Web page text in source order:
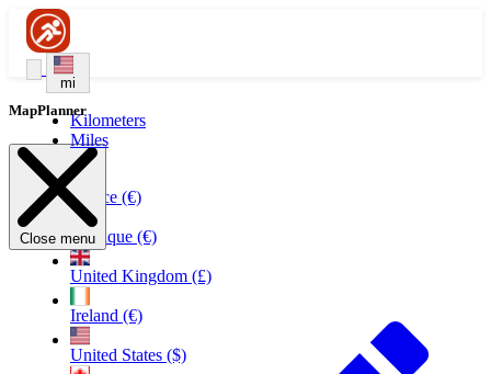
mi
Kilometers
Miles
France (€)
Belgique (€)
United Kingdom (£)
Ireland (€)
United States ($)
MapPlanner
Close menu